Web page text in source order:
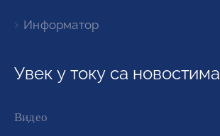
Информатор
Увек у току са новостима
Видео